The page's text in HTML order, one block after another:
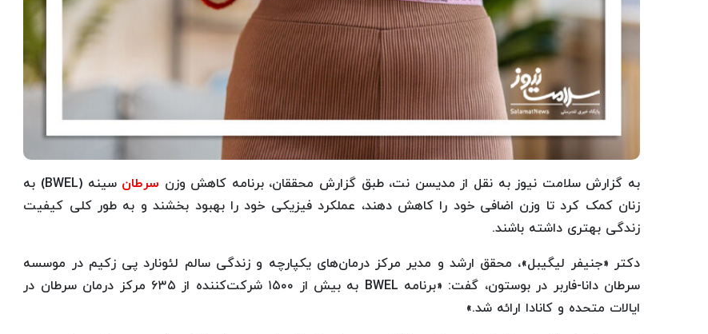
به گزارش سلامت نیوز به نقل از مدیسن نت، طبق گزارش محققان، برنامه کاهش وزن سرطان
سینه (BWEL) به
زنان کمک کرد تا وزن اضافی خود را کاهش دهند، عملکرد فیزیکی خود را بهبود بخشند و به طور کلی کیفیت
زندگی بهتری داشته باشند.
دکتر «جنیفر لیگیبل»، محقق ارشد و مدیر مرکز درمان‌های یکپارچه و زندگی سالم لئونارد پی زکیم در موسسه
سرطان دانا-فاربر در بوستون، گفت: «برنامه BWEL به بیش از ۱۵۰۰ شرکت‌کننده از ۶۳۵ مرکز درمان سرطان در
ایالات متحده و کانادا ارائه شد.»